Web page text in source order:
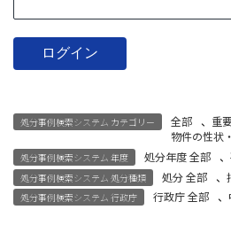
処分事例検索システム カテゴリー 全部 、 重
物件の性状
処分事例検索システム 年度 処分年度 全部 、
処分事例検索システム 処分種類 処分 全部 、
処分事例検索システム 行政庁 行政庁 全部 、